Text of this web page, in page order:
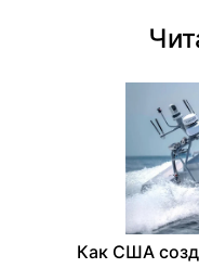
Как США